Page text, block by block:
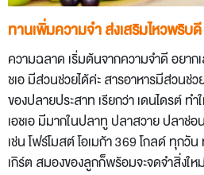
ทานเพิ่มความจำ ส่งเสริมไหวพริบดี
ความฉลาด เริ่มต้นจากความจำดี อยาก
ชเอ มีส่วนช่วยได้ค่ะ สารอาหารมีส่วนช่ว
ของปลายประสาท เรียกว่า เดนไดรต์ ทำ
เอชเอ มีมากในปลาทู ปลาสวาย ปลาช่
เช่น โฟร์โมสต์ โอเมก้า 369 โกลด์ ทุกวั
เกิร์ต สมองของลูกก็พร้อมจะจดจำสิ่งให